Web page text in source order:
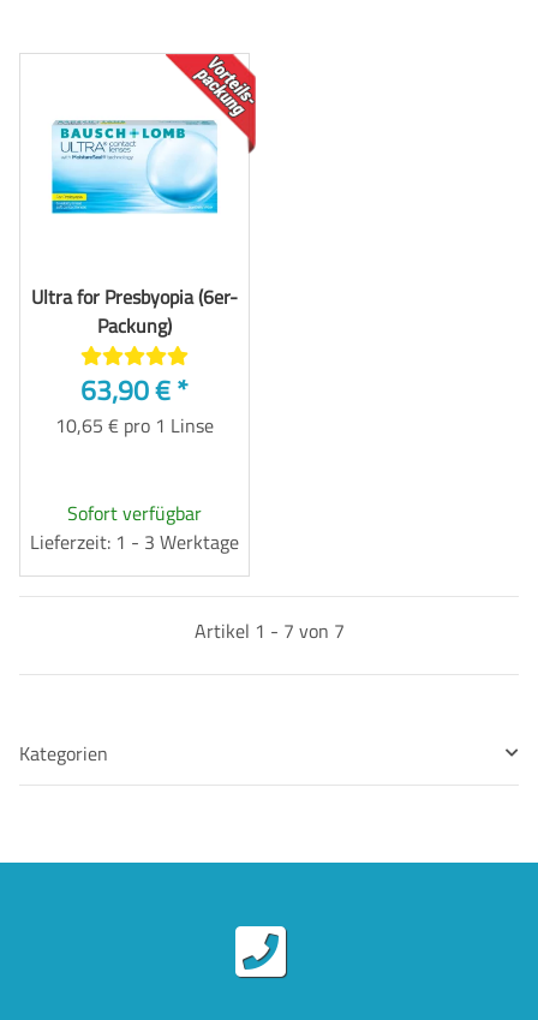
TOP
Ultra for Presbyopia (6er-
Packung)
63,90 €*
10,65 € pro 1 Linse
Sofort verfügbar
Lieferzeit: 1 - 3 Werktage
Artikel 1 - 7 von 7
Kategorien